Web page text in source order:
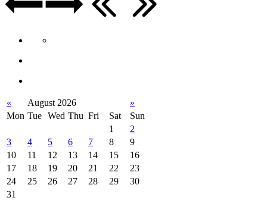
« August 2026
»
Mon Tue Wed Thu Fri Sat
Sun
1
2
3
4 5 6 7 8
9
10
11 12 13 14 15
16
17
18 19 20 21 22
23
24
25 26 27 28 29
30
31